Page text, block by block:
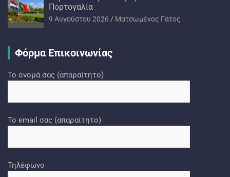
Πορτογαλία
9 Αυγούστου 2026 Ματσωμένος Γάτος
Φόρμα Επικοινωνίας
Το όνομά σας (απαραίτητο)
Το email σας (απαραίτητο)
Τηλέφωνο